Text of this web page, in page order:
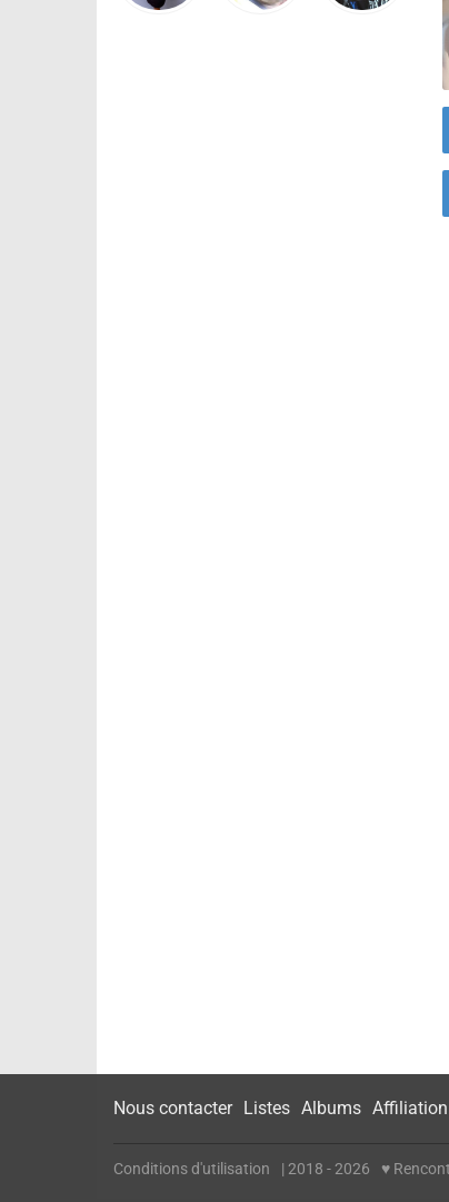
Nous contacter Listes Albums Affiliation
Conditions d'utilisation | 2018 - 2026 ♥